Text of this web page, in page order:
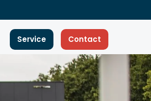
Service Contact